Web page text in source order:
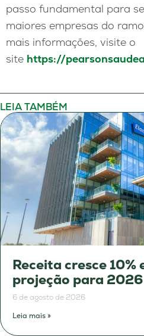
passo fundamental para
maiores empresas do
mais informações, visite o
site https://
LEIA TAMBÉM
Receita cresce 10%
projeção para 2026
6 de agosto de 2026
Leia mais »